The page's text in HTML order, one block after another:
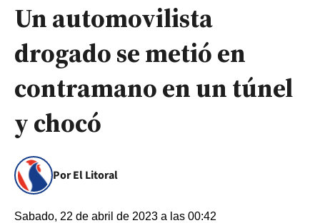
Un automovilista
drogado se metió en
contramano en un túnel
y chocó
Por El Litoral
Sabado, 22 de abril de 2023 a las 00:42